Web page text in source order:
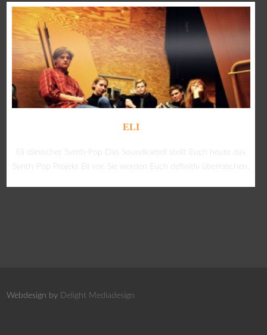
ELI
Eli dänischer Synth-Pop Das Soundkartell stellt Euch heute das
Synth-Pop Projekt Eli vor. Sie werden Euch definitiv überraschen.
Webdesign by Delight Mediadesign